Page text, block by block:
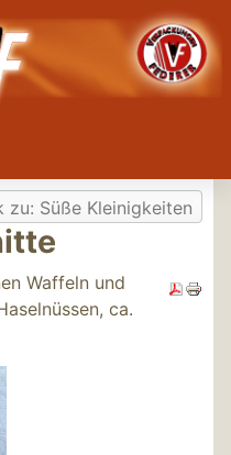
zu: Süße Kleinigkeiten
Waffeln und
ca.